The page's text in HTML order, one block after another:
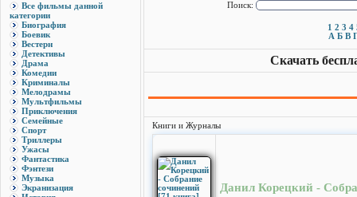
Все фильмы данной
категории
Биография
Боевик
Вестерн
Детективы
Драма
Комедии
Криминалы
Мелодрамы
Мультфильмы
Приключения
Семейные
Спорт
Триллеры
Ужасы
Фантастика
Фэнтези
Музыка
Экранизация
Поиск:
1 2 3 4
А Б В
Скачать
Книги и Журналы
Данил Корецкий -